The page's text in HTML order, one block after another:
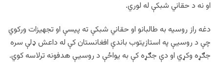
او نه د حقاني شبکې له لوري.
دغه راز روسیه به طالبانو او حقاني شبکې ته پيسې او تجهیزات ورکوي
چې د روسیې په استازیتوب باندې افغانستان کې له داعش ډلې سره
جګړه وکړي او دې جګړه کې به یواځې د روسیې هدفونه ترلاسه کوي.